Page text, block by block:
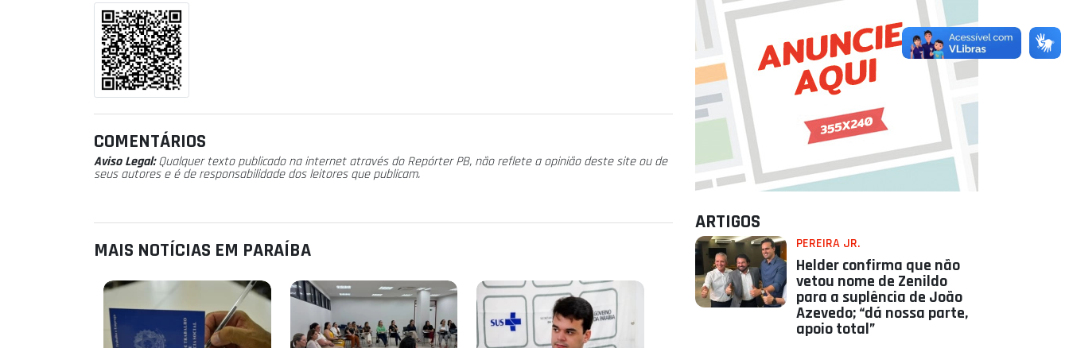
COMENTÁRIOS
Aviso Legal:Qualquer texto publicado na internet através do Repórter PB, não reflete a opinião deste site ou de
seus autores e é de responsabilidade dos leitores que publicam.
MAIS NOTÍCIAS EM PARAÍBA
ARTIGOS
PEREIRA JR.
Helder confirma que não
vetou nome de Zenildo
para a suplência de João
Azevedo; “dá nossa parte,
apoio total”